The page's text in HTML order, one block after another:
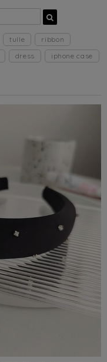
tulle
ribbon
dress iphone case